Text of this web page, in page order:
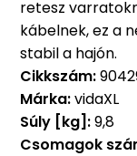
retesz
kábelnek, ez a
stabil a hajón.
Cikkszám:
Márka:vidaXL
Súly [kg]:9,8
Csomagok